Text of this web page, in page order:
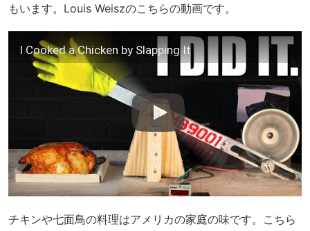
もいます。Louis Weiszのこちらの動画です。
I Cooked a Chicken by Slapping It
チキンや七面鳥の料理はアメリカの家庭の味です。こちら